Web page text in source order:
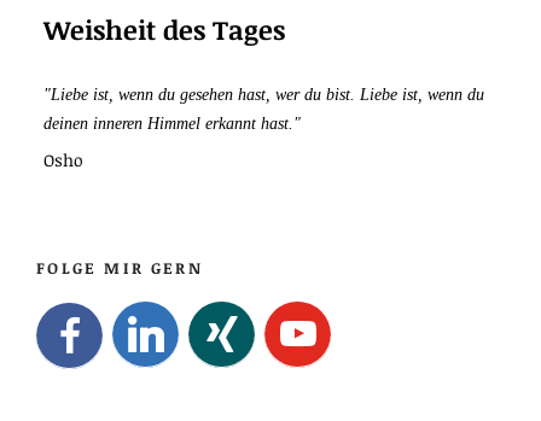
Weisheit des Tages
"Liebe ist, wenn du gesehen hast, wer du bist. Liebe ist, wenn du
deinen inneren Himmel erkannt hast."
Osho
FOLGE MIR GERN